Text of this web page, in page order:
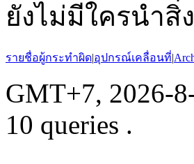
ยังไม่มีใครนำสิ่
รายชื่อผู้กระทำผิด|อุปกรณ์เคลื่อนที่|
GMT+7, 2026-
10 queries .